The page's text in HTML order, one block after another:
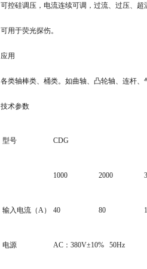
可控硅调压，电流连续可调，过流、过压、超
可用于荧光探伤。
应用
各类轴棒类、桶类。如曲轴、凸轮轴、连杆
技术参数
型号 CDG
1000 2000
输入电流（A） 40 80
电源 AC：380V±10% 50Hz